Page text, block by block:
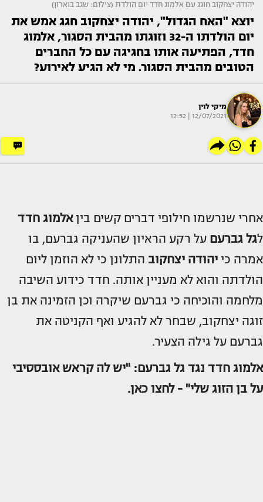
יהודה יצחקוב חוגג עם אלמוג חדד יום הולדת (צילום: שגב בוארון)
יוצא "האח הגדול", יהודה יצחקוב חגג אמש את
יום הולדתו ה-32 וזוגתו מהבית הסגור, אלמוג
חדד, הפתיעה אותו בחגיגה עם כל החברים
הטובים מהבית הסגור. מי לא הגיע לאירוע?
מיקי לוין
12/07/2021 | 12:52
אחרי שנרשמו חילופי דברים קשים ביןאלמוג חדד
לגל גברעם על רקע הראיון שהעניקה גברעם, בו
אמרה כי יהודה יצחקוב התלונן כי לא הוזמן ליום
הולדתה והוא לא מעניין אותה. חדד כידוע השיבה
מלחמה והוכיחה כי גברעם שיקרה וכן הזמינה את בן
זוגה יצחקוב, שבחר לא להגיע ואף הקניטה את
גברעם על גילה הצעיר.
אלמוג חדד נגד גל גברעם: "יש לה קראש אובססיבי
על בן הזוג שלי" -לחצו כאן.